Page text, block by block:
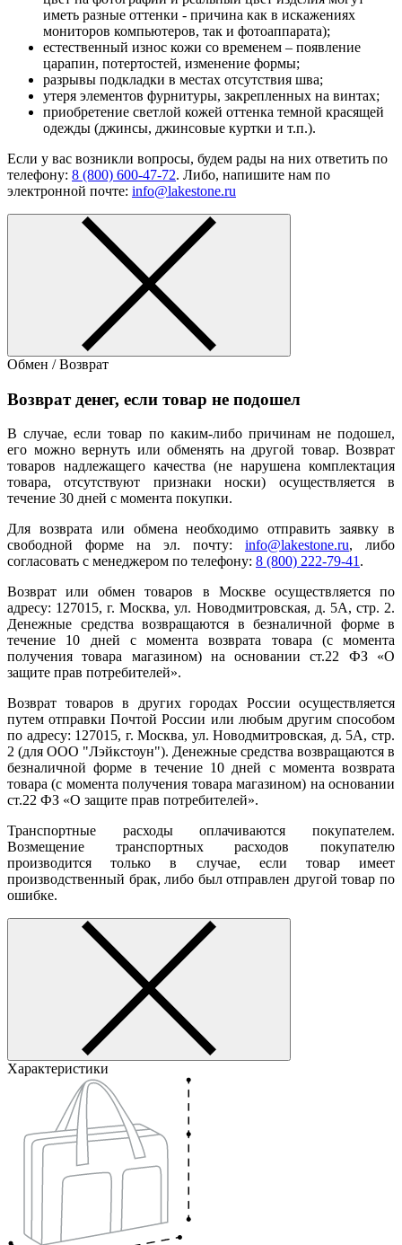
иметь разные оттенки - причина как в искажениях
мониторов компьютеров, так и фотоаппарата);
естественный износ кожи со временем – появление
царапин, потертостей, изменение формы;
разрывы подкладки в местах отсутствия шва;
утеря элементов фурнитуры, закрепленных на винтах;
приобретение светлой кожей оттенка темной красящей
одежды (джинсы, джинсовые куртки и т.п.).
Если у вас возникли вопросы, будем рады на них ответить по
телефону: 8 (800) 600-47-72. Либо, напишите нам по
электронной почте: info@lakestone.ru
Обмен / Возврат
Возврат денег, если товар не подошел
В случае, если товар по каким-либо причинам не подошел,
его можно вернуть или обменять на другой товар. Возврат
товаров надлежащего качества (не нарушена комплектация
товара, отсутствуют признаки носки) осуществляется в
течение 30 дней с момента покупки.
Для возврата или обмена необходимо отправить заявку в
свободной форме на эл. почту: info@lakestone.ru, либо
согласовать с менеджером по телефону: 8 (800) 222-79-41 .
Возврат или обмен товаров в Москве осуществляется по
адресу: 127015, г. Москва, ул. Новодмитровская, д. 5А, стр. 2.
Денежные средства возвращаются в безналичной форме в
течение 10 дней с момента возврата товара (с момента
получения товара магазином) на основании ст.22 ФЗ «О
защите прав потребителей».
Возврат товаров в других городах России осуществляется
путем отправки Почтой России или любым другим способом
по адресу: 127015, г. Москва, ул. Новодмитровская, д. 5А, стр.
2 (для ООО "Лэйкстоун"). Денежные средства возвращаются в
безналичной форме в течение 10 дней с момента возврата
товара (с момента получения товара магазином) на основании
ст.22 ФЗ «О защите прав потребителей».
Транспортные расходы оплачиваются покупателем.
Возмещение транспортных расходов покупателю
производится только в случае, если товар имеет
производственный брак, либо был отправлен другой товар по
ошибке.
Характеристики